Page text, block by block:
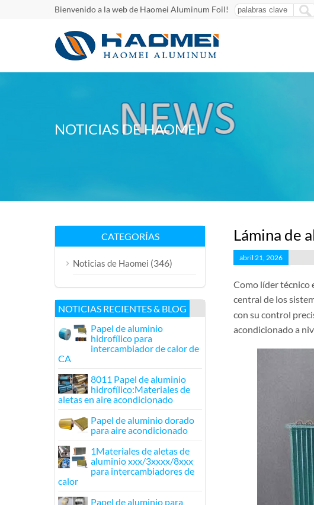
Bienvenido a la web de Haomei Aluminum Foil!
NOTICIAS DE HAOMEI
Lámina de
abril 21, 2026
Como líder técnico
central de los
con su control
acondicionado a
CATEGORÍAS
Noticias de Haomei (346)
NOTICIAS RECIENTES & BLOG
Papel de aluminio
hidrofílico para
intercambiador de calor de
CA
8011 Papel de aluminio
hidrofílico:Materiales de
aletas en aire acondicionado
Papel de aluminio dorado
para aire acondicionado
1Materiales de aletas de
aluminio xxx/3xxxx/8xxx
para intercambiadores de
calor
Papel de aluminio para